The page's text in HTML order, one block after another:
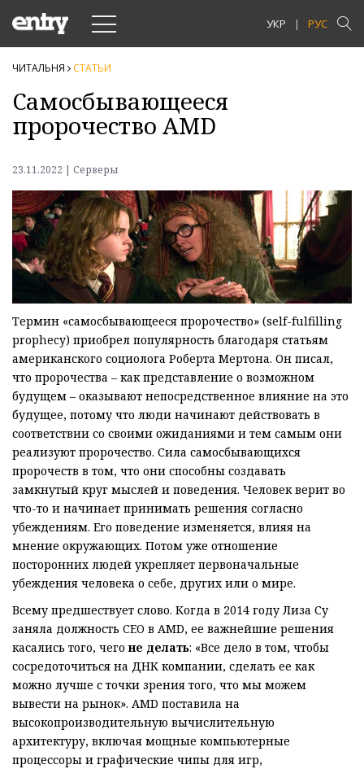
Toggle
navigation УКР РУС
ЧИТАЛЬНЯ СТАТЬИ
Самосбывающееся
пророчество AMD
23.11.2022 | Серверы
Термин «самосбывающееся пророчество» (self-fulfilling
prophecy) приобрел популярность благодаря статьям
американского социолога Роберта Мертона. Он писал,
что пророчества – как представление о возможном
будущем – оказывают непосредственное влияние на это
будущее, потому что люди начинают действовать в
соответствии со своими ожиданиями и тем самым они
реализуют пророчество. Сила самосбывающихся
пророчеств в том, что они способны создавать
замкнутый круг мыслей и поведения. Человек верит во
что-то и начинает принимать решения согласно
убеждениям. Его поведение изменяется, влияя на
мнение окружающих. Потом уже отношение
посторонних людей укрепляет первоначальные
убеждения человека о себе, других или о мире.
Всему предшествует слово. Когда в 2014 году Лиза Су
заняла должность CEO в AMD, ее важнейшие решения
касались того, чегоне делать: «Все дело в том, чтобы
сосредоточиться на ДНК компании, сделать ее как
можно лучше с точки зрения того, что мы можем
вывести на рынок». AMD поставила на
высокопроизводительную вычислительную
архитектуру, включая мощные компьютерные
процессоры и графические чипы для игр,